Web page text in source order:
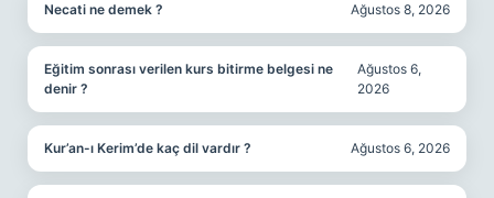
Necati ne demek ? Ağustos 8, 2026
Eğitim sonrası verilen kurs bitirme belgesi ne
denir ?
Ağustos 6,
2026
Kur’an-ı Kerim’de kaç dil vardır ? Ağustos 6, 2026